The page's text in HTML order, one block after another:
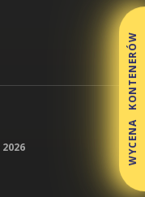
2026
WYCENA KONTENERÓW